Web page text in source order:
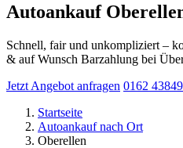
Autoankauf
Schnell, fair und unkompliziert –
& auf Wunsch Barzahlung bei
Jetzt Angebot anfragen 0162
Startseite
Autoankauf nach Ort
Oberellen